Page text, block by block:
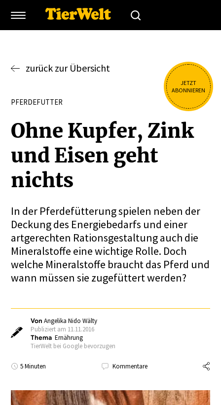
JETZT
ABONNIEREN
zurück zur Übersicht
PFERDEFUTTER
Ohne Kupfer, Zink
und Eisen geht
nichts
In der Pferdefütterung spielen neben der
Deckung des Energiebedarfs und einer
artgerechten Rationsgestaltung auch die
Mineralstoffe eine wichtige Rolle. Doch
welche Mineralstoffe braucht das Pferd und
wann müssen sie zugefüttert werden?
VonAngelika Nido Wälty
Publiziert am 11.11.2016
Thema Ernährung
TierWelt bei Google bevorzugen
5 Minuten Kommentare